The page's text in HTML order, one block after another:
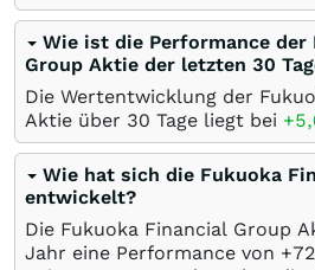
Wie ist die Performance der
Group Aktie der letzten 30
Die Wertentwicklung der
Aktie über 30 Tage liegt bei
Wie hat sich die Fukuoka
entwickelt?
Die Fukuoka Financial Group
Jahr eine Performance von